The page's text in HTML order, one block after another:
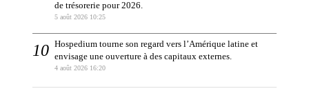
de trésorerie pour 2026.
5 août 2026 10:25
Hospedium tourne son regard vers l’Amérique latine et
envisage une ouverture à des capitaux externes.
4 août 2026 16:20